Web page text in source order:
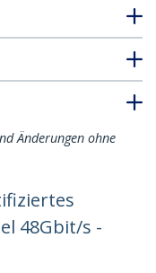
Änderungen ohne
48Gbit/s -